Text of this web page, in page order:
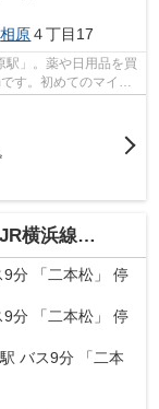
相原４丁目17
」。薬や日用品を買
す。初めてのマイホ
本駅 二本松3
9分 「二本松」 停
9分 「二本松」 停
駅 バス9分 「二本